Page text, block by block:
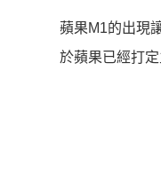
蘋果M1的出現
於蘋果已經打